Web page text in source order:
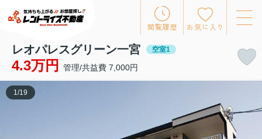
閲覧履歴 お気に入り
レオパレスグリーン一宮 空室1
4.3万円 管理/共益費 7,000円
1 /19